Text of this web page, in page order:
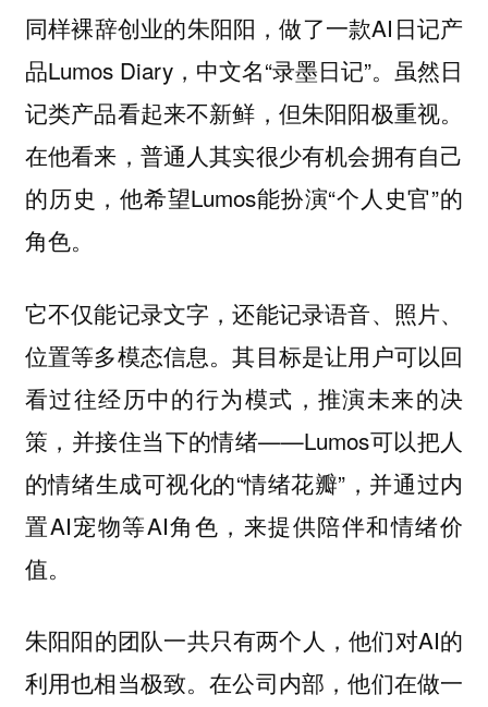
同样裸辞创业的朱阳阳，做了一款AI日记产
品Lumos Diary，中文名“录墨日记”。虽然日
记类产品看起来不新鲜，但朱阳阳极重视。
在他看来，普通人其实很少有机会拥有自己
的历史，他希望Lumos能扮演“个人史官”的
角色。
它不仅能记录文字，还能记录语音、照片、
位置等多模态信息。其目标是让用户可以回
看过往经历中的行为模式，推演未来的决
策，并接住当下的情绪——Lumos可以把人
的情绪生成可视化的“情绪花瓣”，并通过内
置AI宠物等AI角色，来提供陪伴和情绪价
值。
朱阳阳的团队一共只有两个人，他们对AI的
利用也相当极致。在公司内部，他们在做一